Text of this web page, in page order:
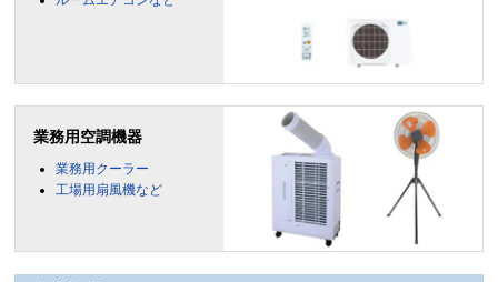
業務用空調機器
業務用クーラー
工場用扇風機など